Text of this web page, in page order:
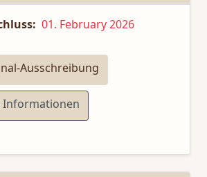
01. February 2026
Ausschreibung
Informationen